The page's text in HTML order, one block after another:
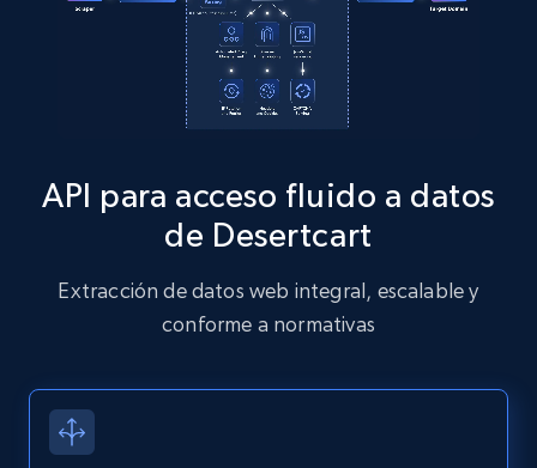
Zillow properties listing information
Zpid, City, State, HomeStatus, Address,
IsCurrentSignedInAgentResponsible, Bedrooms,
and more.
12K+ 1.3K+ Prueba gratuita
Zillow properties listing information -
Discover by custom filters - location, home
type and status
API para acceso fluido a datos
de Desertcart
Extracción de datos web integral, escalable y
conforme a normativas